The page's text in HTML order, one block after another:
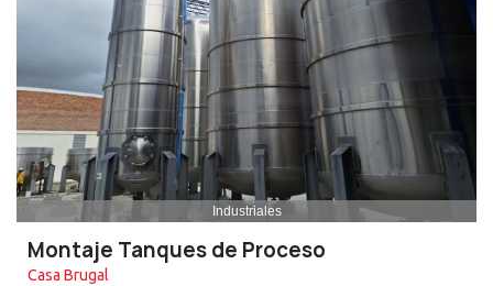
Industriales
Montaje Tanques de Proceso
Casa Brugal